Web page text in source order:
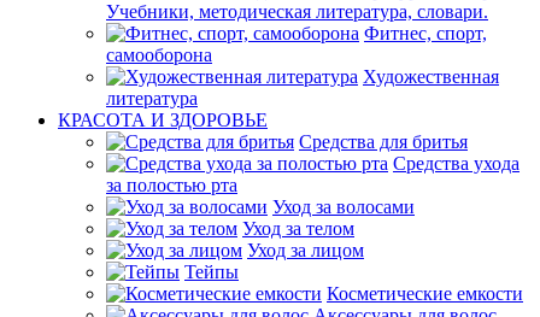
Учебники, методическая литература, словари.
Фитнес, спорт,
самооборона
Художественная
литература
КРАСОТА И ЗДОРОВЬЕ
Средства для бритья
Средства ухода
за полостью рта
Уход за волосами
Уход за телом
Уход за лицом
Тейпы
Косметические емкости